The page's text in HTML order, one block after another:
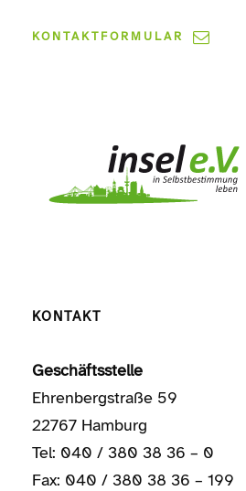
KONTAKTFORMULAR
KONTAKT
Geschäftsstelle
Ehrenbergstraße 59
22767 Hamburg
Tel: 040 / 380 38 36 – 0
Fax: 040 / 380 38 36 – 199